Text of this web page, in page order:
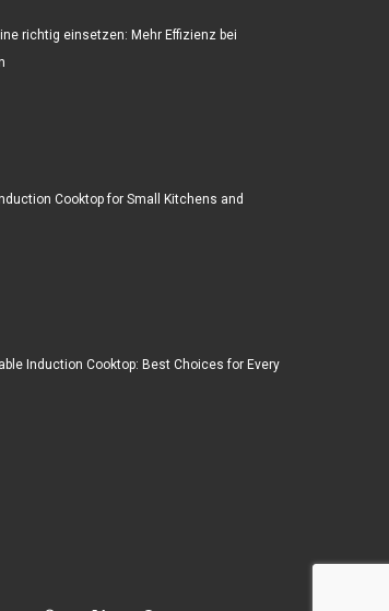
richtig einsetzen: Mehr Effizienz bei
Cooktop for Small Kitchens and
Induction Cooktop: Best Choices for Every